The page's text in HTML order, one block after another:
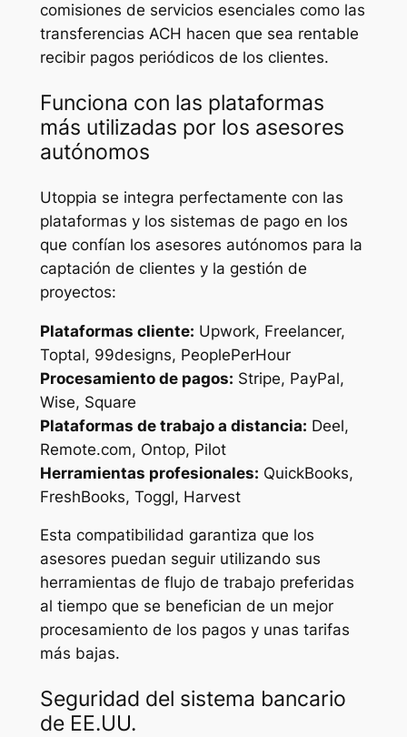
comisiones de servicios esenciales como las
transferencias ACH hacen que sea rentable
recibir pagos periódicos de los clientes.
Funciona con las plataformas
más utilizadas por los asesores
autónomos
Utoppia se integra perfectamente con las
plataformas y los sistemas de pago en los
que confían los asesores autónomos para la
captación de clientes y la gestión de
proyectos:
Plataformas cliente: Upwork, Freelancer,
Toptal, 99designs, PeoplePerHour
Procesamiento de pagos: Stripe, PayPal,
Wise, Square
Plataformas de trabajo a distancia: Deel,
Remote.com, Ontop, Pilot
Herramientas profesionales: QuickBooks,
FreshBooks, Toggl, Harvest
Esta compatibilidad garantiza que los
asesores puedan seguir utilizando sus
herramientas de flujo de trabajo preferidas
al tiempo que se benefician de un mejor
procesamiento de los pagos y unas tarifas
más bajas.
Seguridad del sistema bancario
de EE.UU.